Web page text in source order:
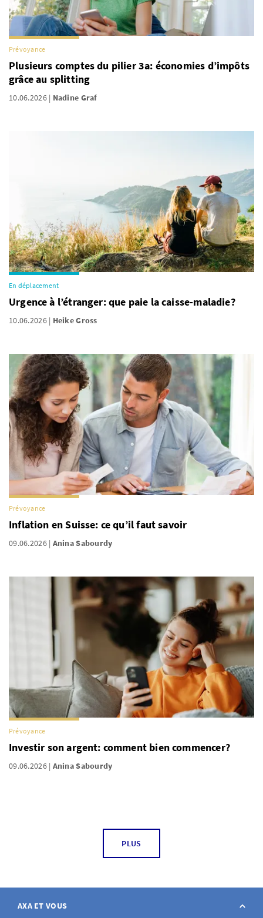
Prévoyance
Plusieurs comptes du pilier 3a: économies d’impôts
grâce au splitting
10.06.2026 Nadine Graf
En déplacement
Urgence à l’étranger: que paie la caisse-maladie?
10.06.2026 Heike Gross
Prévoyance
Inflation en Suisse: ce qu’il faut savoir
09.06.2026 Anina Sabourdy
Prévoyance
Investir son argent: comment bien commencer?
09.06.2026 Anina Sabourdy
PLUS
AXA ET VOUS